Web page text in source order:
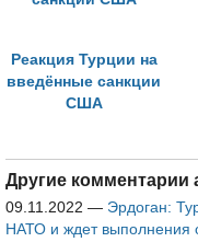
Реакция Турции на
введённые санкции
США
Другие комментарии
09.11.2022 — Эрдоган:
НАТО и ждет выполнения